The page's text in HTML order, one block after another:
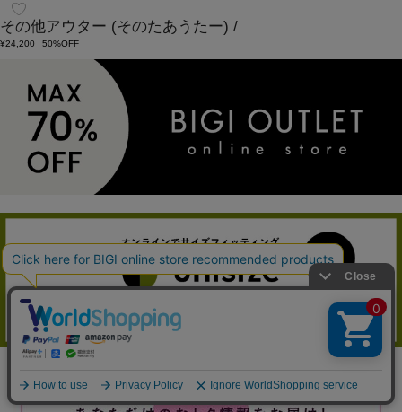
その他アウター (そのたあうたー) /
¥24,200 50%OFF